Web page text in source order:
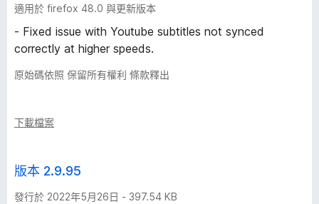
適用於 firefox 48.0 與更新版本
- Fixed issue with Youtube subtitles not synced
correctly at higher speeds.
原始碼依照 保留所有權利 條款釋出
下載檔案
版本 2.9.95
發行於 2022年5月26日 - 397.54 KB